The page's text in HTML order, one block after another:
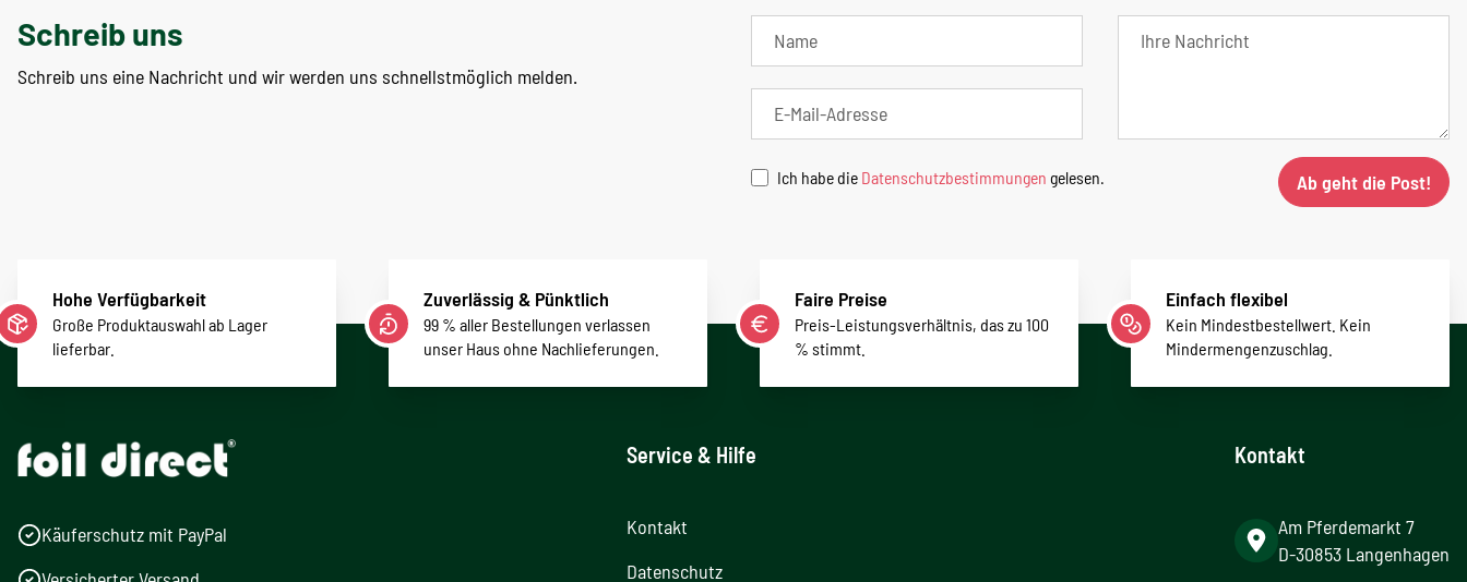
Schreib uns
Schreib uns eine Nachricht und wir werden uns schnellstmöglich melden.
Ich habe die Datenschutzbestimmungen gelesen. Ab geht die Post!
Hohe Verfügbarkeit
Große Produktauswahl ab Lager
lieferbar.
Zuverlässig & Pünktlich
99 % aller Bestellungen verlassen
unser Haus ohne Nachlieferungen.
Faire Preise
Preis-Leistungsverhältnis, das zu 100
% stimmt.
Einfach flexibel
Kein Mindestbestellwert. Kein
Mindermengenzuschlag.
Käuferschutz mit PayPal
Service & Hilfe
Kontakt
Datenschutz
Kontakt
Am Pferdemarkt 7
D-30853 Langenhagen